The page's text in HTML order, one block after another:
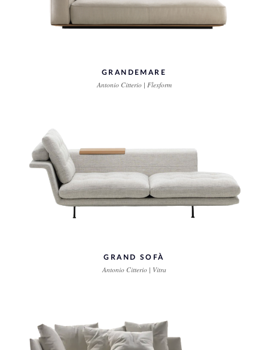
GRANDEMARE
Antonio Citterio | Flexform
GRAND SOFÀ
Antonio Citterio | Vitra